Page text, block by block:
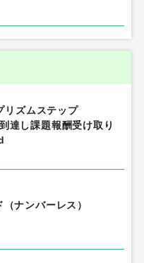
リズムステップ
達し課題報酬受け取り
ナンバーレス）